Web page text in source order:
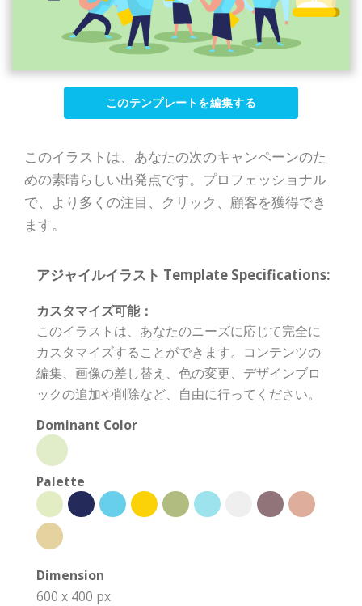
このテンプレートを編集する
このイラストは、あなたの次のキャンペーンのた
めの素晴らしい出発点です。プロフェッショナル
で、より多くの注目、クリック、顧客を獲得でき
ます。
アジャイルイラスト Template Specifications:
カスタマイズ可能：
このイラストは、あなたのニーズに応じて完全に
カスタマイズすることができます。コンテンツの
編集、画像の差し替え、色の変更、デザインブロ
ックの追加や削除など、自由に行ってください。
Dominant Color
Palette
Dimension
600 x 400 px